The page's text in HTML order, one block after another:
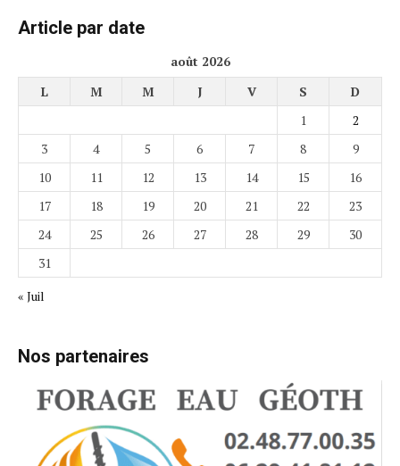
Article par date
août 2026
L
M M J V S
D
1
2
3
4 5 6 7 8
9
10
11 12 13 14 15
16
17
18 19 20 21 22
23
24
25 26 27 28 29
30
31
« Juil
Nos partenaires